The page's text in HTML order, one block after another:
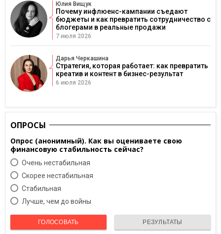
Юлия Вищук
Почему инфлюенс-кампании съедают
бюджеты и как превратить сотрудничество с
блогерами в реальные продажи
7 июля 2026
Дарья Черкашина
Стратегия, которая работает: как превратить
креатив и контент в бизнес-результат
6 июля 2026
ОПРОСЫ
Опрос (анонимный). Как вы оцениваете свою
финансовую стабильность сейчас?
Очень нестабильная
Скорее нестабильная
Cтабильная
Лучше, чем до войны
ГОЛОСОВАТЬ РЕЗУЛЬТАТЫ